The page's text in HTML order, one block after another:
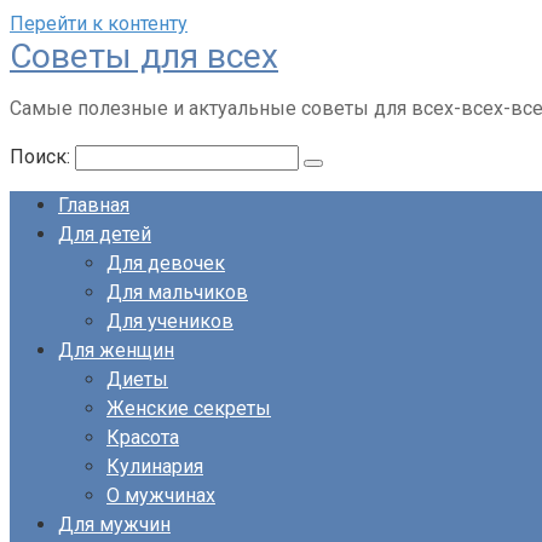
Перейти к контенту
Советы для всех
Самые полезные и актуальные советы для всех-всех-
Поиск:
Главная
Для детей
Для девочек
Для мальчиков
Для учеников
Для женщин
Диеты
Женские секреты
Красота
Кулинария
О мужчинах
Для мужчин